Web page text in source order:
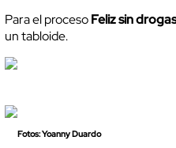
Para el procesoFeliz sin
un tabloide.
Fotos: Yoanny Duardo